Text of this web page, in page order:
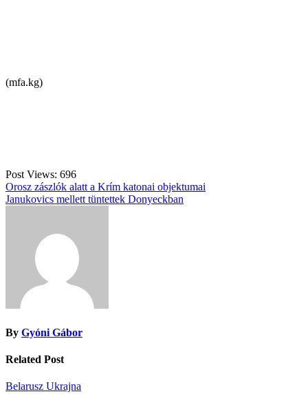
(mfa.kg)
Post Views: 696
Bejegyzés
navigáció
Orosz zászlók alatt a Krím katonai objektumai
Janukovics mellett tüntettek Donyeckban
By Gyóni Gábor
Related Post
Belarusz Ukrajna